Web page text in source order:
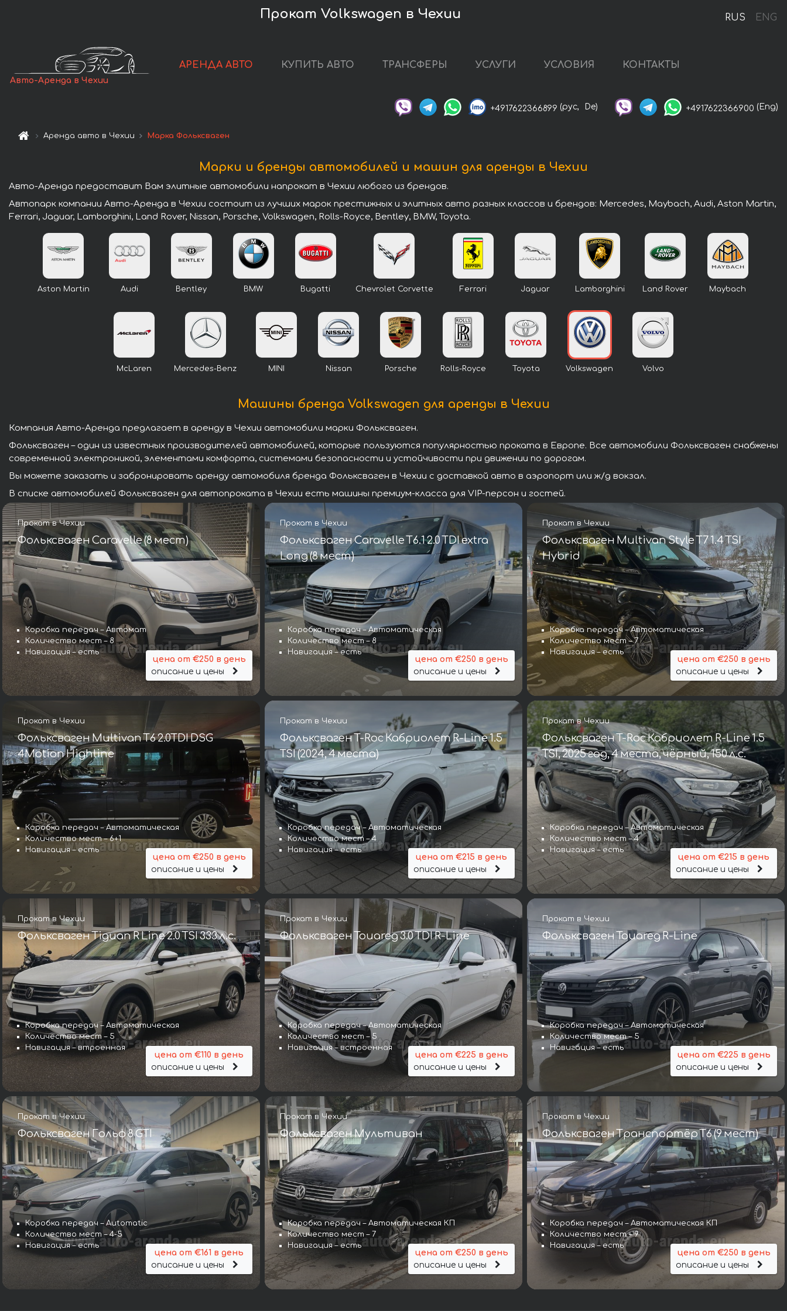
RUS ENG
Прокат Volkswagen в Чехии
Авто-Аренда в Чехии
АРЕНДА АВТО КУПИТЬ АВТО ТРАНСФЕРЫ УСЛУГИ УСЛОВИЯ КОНТАКТЫ
+4917622366899 (рус, De) +4917622366900 (Eng)
Аренда авто в Чехии Марка Фольксваген
Марки и бренды автомобилей и машин для аренды в Чехии
Авто-Аренда предоставит Вам элитные автомобили напрокат в Чехии любого из брендов.
Автопарк компании Авто-Аренда в Чехии состоит из лучших марок престижных и элитных авто разных классов и брендов: Mercedes, Maybach, Audi, Aston Martin,
Ferrari, Jaguar, Lamborghini, Land Rover, Nissan, Porsche, Volkswagen, Rolls-Royce, Bentley, BMW, Toyota.
Aston Martin Audi Bentley BMW Bugatti Chevrolet Corvette Ferrari Jaguar Lamborghini Land Rover Maybach
McLaren Mercedes-Benz MINI Nissan Porsche Rolls-Royce Toyota Volkswagen Volvo
Машины бренда Volkswagen для аренды в Чехии
Компания Авто-Аренда предлагает в аренду в Чехии автомобили марки Фольксваген.
Фольксваген – один из известных производителей автомобилей, которые пользуются популярностью проката в Европе. Все автомобили Фольксваген снабжены
современной электроникой, элементами комфорта, системами безопасности и устойчивости при движении по дорогам.
Вы можете заказать и забронировать аренду автомобиля бренда Фольксваген в Чехии с доставкой авто в аэропорт или ж/д вокзал.
В списке автомобилей Фольксваген для автопроката в Чехии есть машины премиум-класса для VIP-персон и гостей.
Прокат в Чехии
Фольксваген Caravelle (8 мест)
Коробка передач – Автомат
Количество мест – 8
Навигация – есть
цена от €250 в день
описание и цены
Прокат в Чехии
Фольксваген Caravelle T6.1 2.0 TDI extra
Long (8 мест)
Коробка передач – Автоматическая
Количество мест – 8
Навигация – есть
цена от €250 в день
описание и цены
Прокат в Чехии
Фольксваген Multivan Style T7 1.4 TSI
Hybrid
Коробка передач – Автоматическая
Количество мест – 7
Навигация – есть
цена от €250 в день
описание и цены
Прокат в Чехии
Фольксваген Multivan T6 2.0TDI DSG
4Motion Highline
Коробка передач – Автоматическая
Количество мест – 6+1
Навигация – есть
цена от €250 в день
описание и цены
Прокат в Чехии
Фольксваген T-Roc Кабриолет R-Line 1.5
TSI (2024, 4 места)
Коробка передач – Автоматическая
Количество мест – 4
Навигация – есть
цена от €215 в день
описание и цены
Прокат в Чехии
Фольксваген T-Roc Кабриолет R-Line 1.5
TSI, 2025 год, 4 места, чёрный, 150 л.с.
Коробка передач – Автоматическая
Количество мест – 4
Навигация – есть
цена от €215 в день
описание и цены
Прокат в Чехии
Фольксваген Tiguan R Line 2.0 TSI 333 л.с.
Коробка передач – Автоматическая
Количество мест – 5
Навигация – втроенная
цена от €110 в день
описание и цены
Прокат в Чехии
Фольксваген Touareg 3.0 TDI R-Line
Коробка передач – Автоматическая
Количество мест – 5
Навигация – встроенная
цена от €225 в день
описание и цены
Прокат в Чехии
Фольксваген Touareg R-Line
Коробка передач – Автоматическая
Количество мест – 5
Навигация – есть
цена от €225 в день
описание и цены
Прокат в Чехии
Фольксваген Гольф 8 GTI
Коробка передач – Automatic
Количество мест – 4-5
Навигация – есть
цена от €161 в день
описание и цены
Прокат в Чехии
Фольксваген Мультиван
Коробка передач – Автоматическая КП
Количество мест – 7
Навигация – есть
цена от €250 в день
описание и цены
Прокат в Чехии
Фольксваген Транспортёр T6 (9 мест)
Коробка передач – Автоматическая КП
Количество мест – 9
Навигация – есть
цена от €250 в день
описание и цены